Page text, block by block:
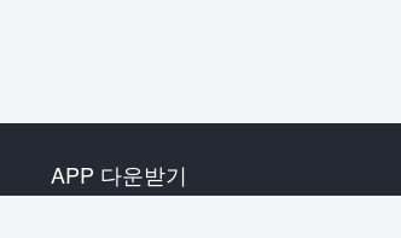
APP 다운받기